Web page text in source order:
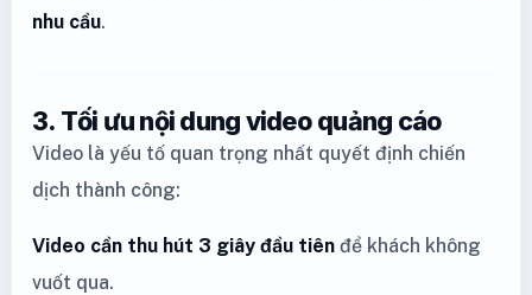
nhu cầu.
3. Tối ưu nội dung video quảng cáo
Video là yếu tố quan trọng nhất quyết định chiến
dịch thành công:
Video cần thu hút 3 giây đầu tiên để khách không
vuốt qua.